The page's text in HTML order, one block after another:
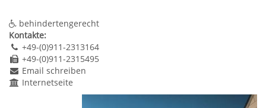
behindertengerecht
Kontakte:
+49-(0)911-2313164
+49-(0)911-2315495
Email schreiben
Internetseite